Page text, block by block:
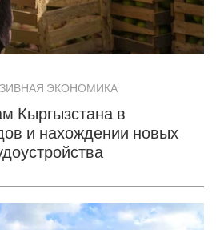
ЭКОНОМИКА
Кыргызстана в
и нахождении новых